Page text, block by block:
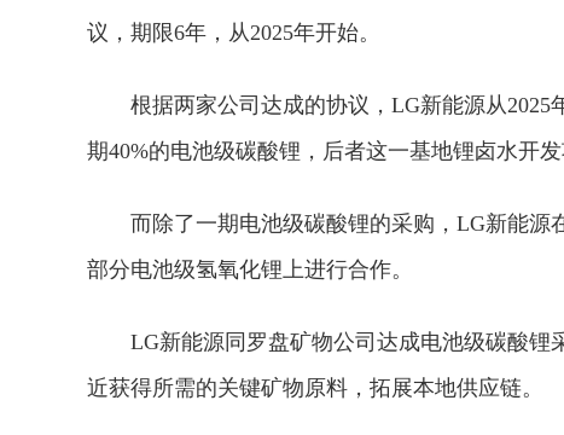
议，期限6年，从2025年开始。
根据两家公司达成的协议，LG新能源从
期40%的电池级碳酸锂，后者这一基地锂卤水开
而除了一期电池级碳酸锂的采购，LG新能
部分电池级氢氧化锂上进行合作。
LG新能源同罗盘矿物公司达成电池级碳酸
近获得所需的关键矿物原料，拓展本地供应链。